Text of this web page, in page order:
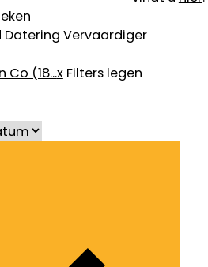
Datering Vervaardiger
Co (18...x Filters legen